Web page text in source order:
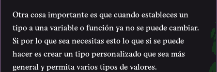
Otra cosa importante es que cuando estableces un
tipo a una variable o función ya no se puede cambiar.
Si por lo que sea necesitas esto lo que sí se puede
hacer es crear un tipo personalizado que sea más
general y permita varios tipos de valores.